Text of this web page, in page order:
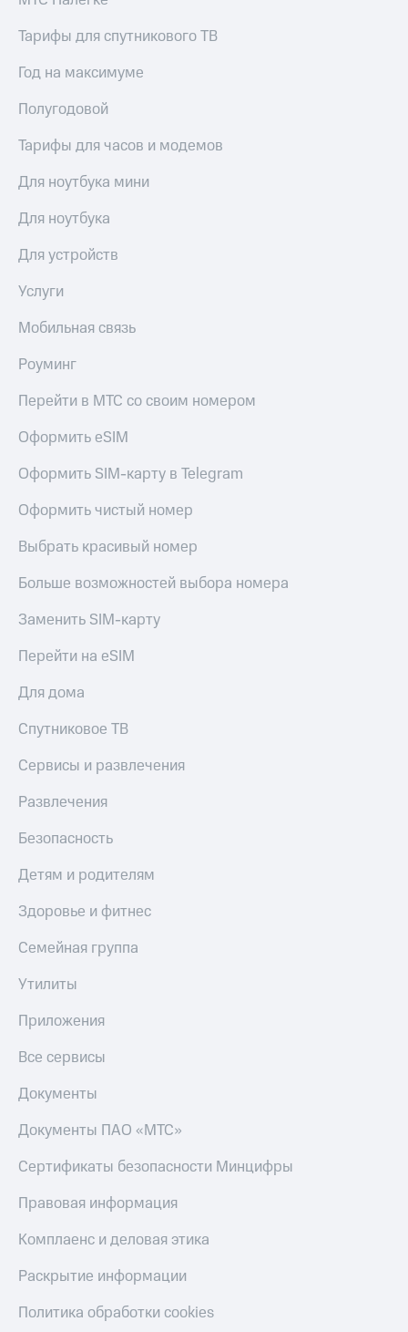
Тарифы для спутникового ТВ
Год на максимуме
Полугодовой
Тарифы для часов и модемов
Для ноутбука мини
Для ноутбука
Для устройств
Услуги
Мобильная связь
Роуминг
Перейти в МТС со своим номером
Оформить eSIM
Оформить SIM-карту в Telegram
Оформить чистый номер
Выбрать красивый номер
Больше возможностей выбора номера
Заменить SIM-карту
Перейти на eSIM
Для дома
Спутниковое ТВ
Сервисы и развлечения
Развлечения
Безопасность
Детям и родителям
Здоровье и фитнес
Семейная группа
Утилиты
Приложения
Все сервисы
Документы
Документы ПАО «МТС»
Сертификаты безопасности Минцифры
Правовая информация
Комплаенс и деловая этика
Раскрытие информации
Политика обработки cookies